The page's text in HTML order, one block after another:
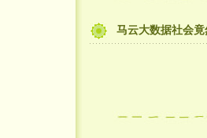
马云大数据社会